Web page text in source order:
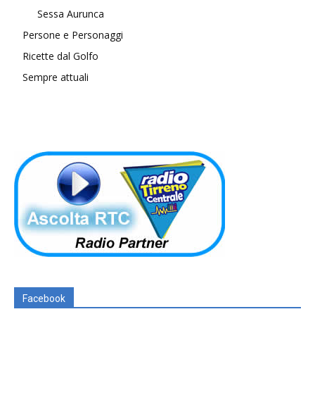
Sessa Aurunca
Persone e Personaggi
Ricette dal Golfo
Sempre attuali
Facebook